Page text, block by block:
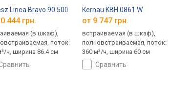
Linea Bravo 90 500
444 грн.
(в шкаф),
поток:
ч, ширина 86.4 см
сравнить
Kernau KBH 0861 W
от 9 747 грн.
встраиваемая (в шкаф),
полновстраиваемая, поток:
360 м³/ч, ширина 60 см
сравнить